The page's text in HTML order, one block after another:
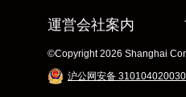
運営会社案内
©Copyright 2026 Shanghai
沪公网安备